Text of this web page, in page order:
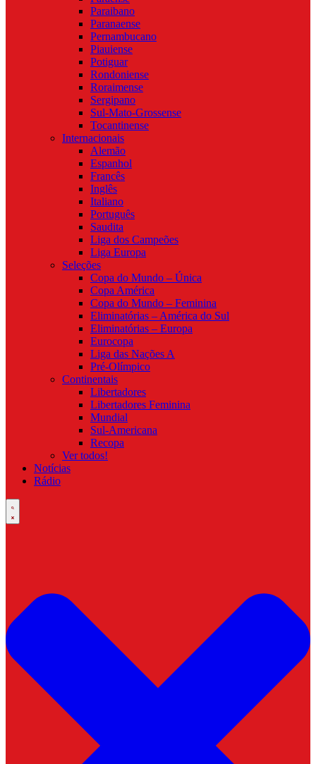
Paraibano
Paranaense
Pernambucano
Piauiense
Potiguar
Rondoniense
Roraimense
Sergipano
Sul-Mato-Grossense
Tocantinense
Internacionais
Alemão
Espanhol
Francês
Inglês
Italiano
Português
Saudita
Liga dos Campeões
Liga Europa
Seleções
Copa do Mundo – Única
Copa América
Copa do Mundo – Feminina
Eliminatórias – América do Sul
Eliminatórias – Europa
Eurocopa
Liga das Nações A
Pré-Olímpico
Continentais
Libertadores
Libertadores Feminina
Mundial
Sul-Americana
Recopa
Ver todos!
Notícias
Rádio